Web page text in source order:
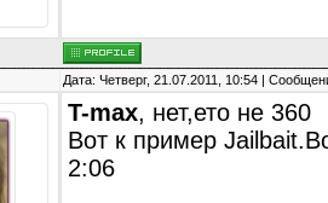
Дата: Четверг, 21.07.2011, 10:54 |
T-max, нет,ето не 360
Вот к пример
2:06